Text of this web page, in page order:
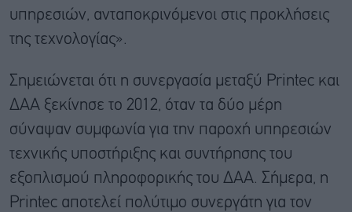
υπηρεσιών, ανταποκρινόμενοι στις προκλήσεις
της τεχνολογίας».
Σημειώνεται ότι η συνεργασία μεταξύ Printec και
ΔΑΑ ξεκίνησε το 2012, όταν τα δύο μέρη
σύναψαν συμφωνία για την παροχή υπηρεσιών
τεχνικής υποστήριξης και συντήρησης του
εξοπλισμού πληροφορικής του ΔΑΑ. Σήμερα, η
Printec αποτελεί πολύτιμο συνεργάτη για τον